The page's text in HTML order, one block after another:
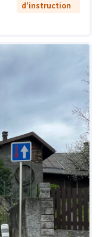
d'instruction